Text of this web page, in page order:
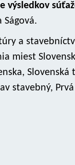
výsledkov
a
miest
Slovenská
stavebný,